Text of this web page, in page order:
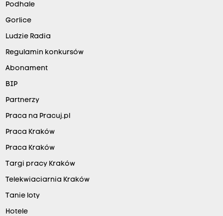
Podhale
Gorlice
Ludzie Radia
Regulamin konkursów
Abonament
BIP
Partnerzy
Praca na Pracuj.pl
Praca Kraków
Praca Kraków
Targi pracy Kraków
Telekwiaciarnia Kraków
Tanie loty
Hotele